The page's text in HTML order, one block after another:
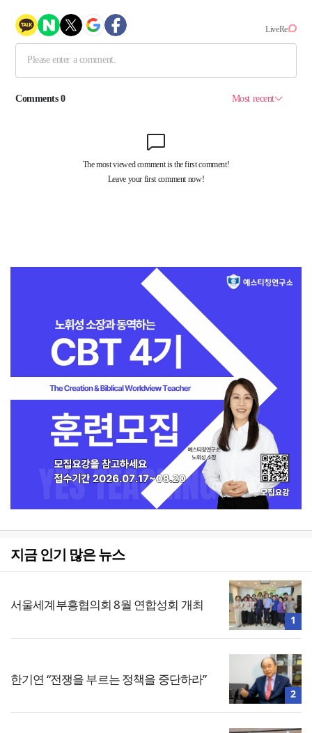
지금 인기 많은 뉴스
서울세계부흥협의회 8월 연합성회 개최
1
한기연 “전쟁을 부르는 정책을 중단하라”
2